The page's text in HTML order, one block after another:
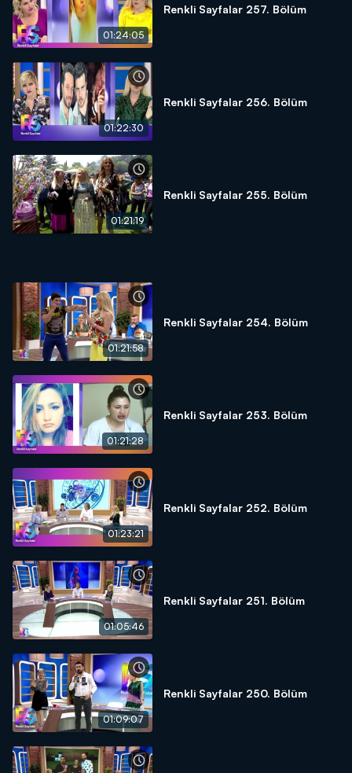
01:24:05
Renkli Sayfalar 257. Bölüm
01:22:30
Renkli Sayfalar 256. Bölüm
01:21:19
Renkli Sayfalar 255. Bölüm
01:21:58
Renkli Sayfalar 254. Bölüm
01:21:28
Renkli Sayfalar 253. Bölüm
01:23:21
Renkli Sayfalar 252. Bölüm
01:05:46
Renkli Sayfalar 251. Bölüm
01:09:07
Renkli Sayfalar 250. Bölüm